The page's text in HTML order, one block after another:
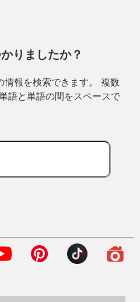
りましたか？
情報を検索できます。 複数
語と単語の間をスペースで